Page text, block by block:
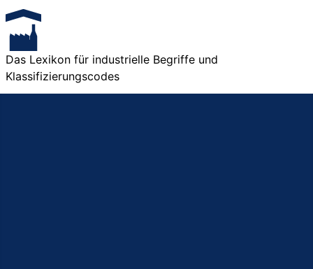
Das Lexikon für industrielle Begriffe und
Klassifizierungscodes